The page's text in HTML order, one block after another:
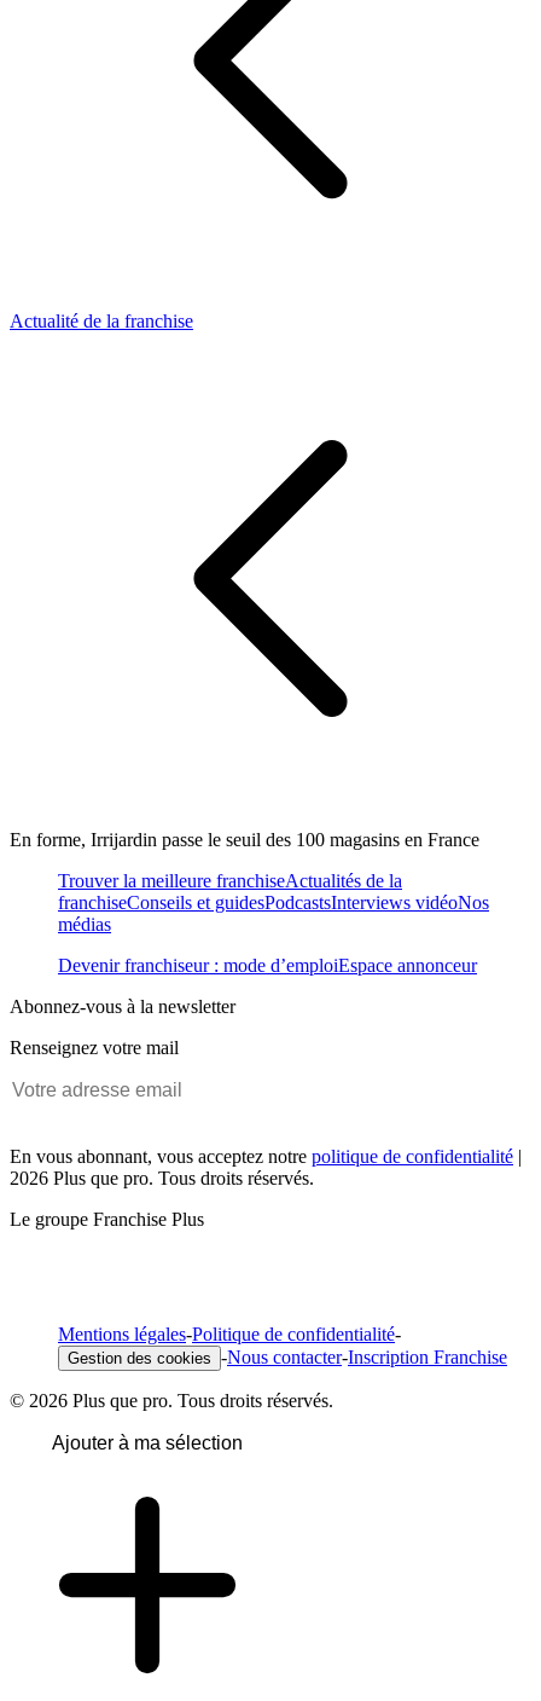
Actualité de la franchise
En forme, Irrijardin passe le seuil des 100 magasins en France
Trouver la meilleure franchiseActualités de la
franchiseConseils et guidesPodcastsInterviews vidéoNos
médias
Devenir franchiseur : mode d’emploiEspace annonceur
Abonnez-vous à la newsletter
Renseignez votre mail
En vous abonnant, vous acceptez notre politique de confidentialité |
2026 Plus que pro. Tous droits réservés.
Le groupe Franchise Plus
Mentions légales-Politique de confidentialité-
Gestion des cookies -Nous contacter-Inscription Franchise
© 2026 Plus que pro. Tous droits réservés.
Ajouter à ma sélection